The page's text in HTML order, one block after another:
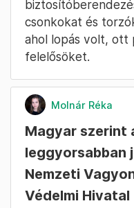
Magyar többször
titkos
át akarják nézni,
költség, hogy
a folyamatot, ezek
eljárás is
Budapest-Belgrád-
hogy napi hat
ki kéne vizsgálni,
csonkokat és